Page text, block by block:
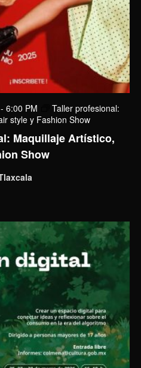
Maquillaje Artístico,
Show
- 6:00 PM
Taller profesional:
style y Fashion Show